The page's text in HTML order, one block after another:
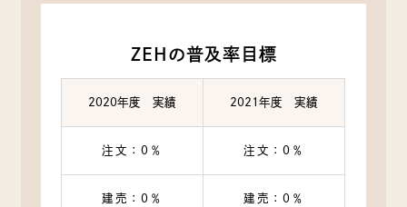
ZEHの普及率目標
2020年度 実績 2021年度 実績
注文：0％ 注文：0％
建売：0％ 建売：0％